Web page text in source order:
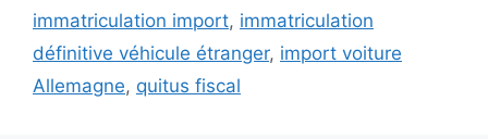
immatriculation import, immatriculation
définitive véhicule étranger, import voiture
Allemagne, quitus fiscal